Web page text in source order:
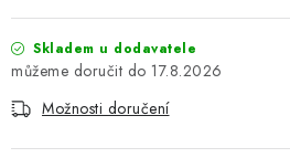
Skladem u dodavatele
17.8.2026
Možnosti doručení